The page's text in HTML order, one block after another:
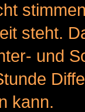
steht.
und
kann.